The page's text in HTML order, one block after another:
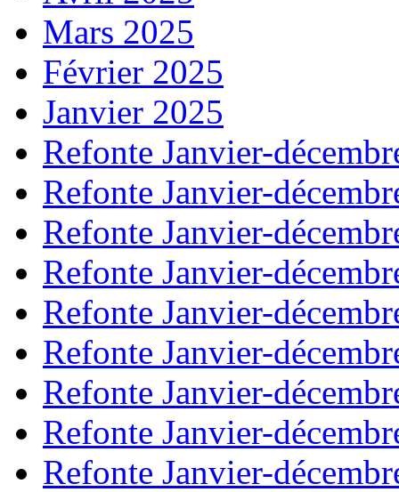
Mars 2025
Février 2025
Janvier 2025
Refonte Janvier-
Refonte Janvier-
Refonte Janvier-
Refonte Janvier-
Refonte Janvier-
Refonte Janvier-
Refonte Janvier-
Refonte Janvier-
Refonte Janvier-